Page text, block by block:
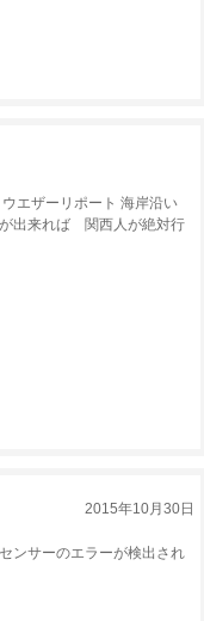
エザーリポート 海岸沿い
出来れば 関西人が絶対行
2015年10月30日
サーのエラーが検出され